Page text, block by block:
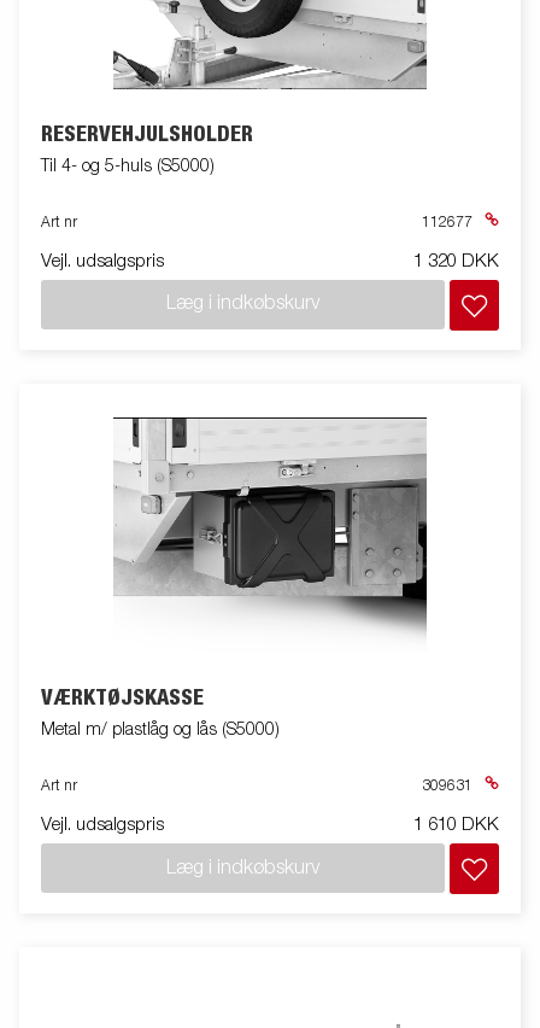
RESERVEHJULSHOLDER
Til 4- og 5-huls (S5000)
Art nr 112677
Vejl. udsalgspris 1 320 DKK
Læg i indkøbskurv
VÆRKTØJSKASSE
Metal m/ plastlåg og lås (S5000)
Art nr 309631
Vejl. udsalgspris 1 610 DKK
Læg i indkøbskurv